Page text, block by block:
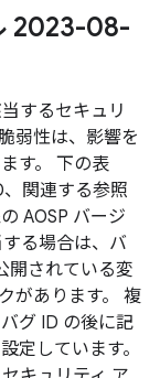
2023-08-
するセキュリ
弱性は、影響を
す。 下の表
関連する参照
AOSP バージ
る場合は、バ
開されている変
があります。 複
グ ID の後に記
定しています。